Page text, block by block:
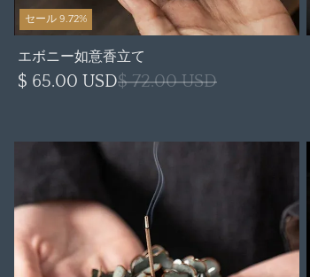
セール 9.72%
エボニー如意香立て
$ 65.00 USD$ 72.00 USD